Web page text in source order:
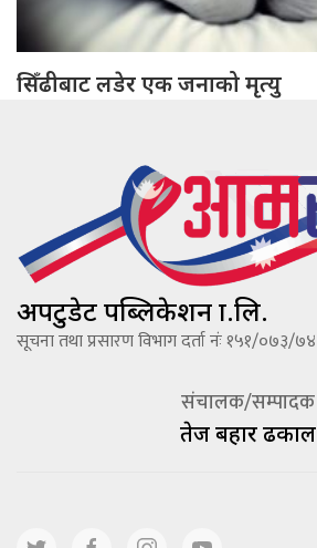
सिँढीबाट लडेर एक जनाको मृत्यु
अपटुडेट पब्लिकेशन प्रा.लि.
सूचना तथा प्रसारण विभाग दर्ता नंः १५१/०७३/७४
संचालक/सम्पादक
तेज बहादूर ढकाल